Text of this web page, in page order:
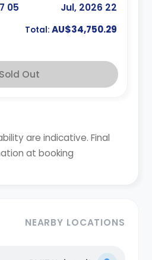
22 Jul, 2026
05 Jul, 2027
Total: AU$34,750.29
Sold Out
are indicative. Final
at booking.
NEARBY LOCATIONS